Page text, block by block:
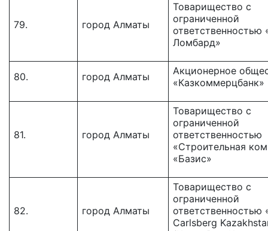
79. город Алматы
Товарищество с
ограниченной
ответственностью
Ломбард»
80. город Алматы
Акционерное
«Казкоммерцбанк»
81. город Алматы
Товарищество с
ограниченной
ответственностью
«Строительная
«Базис»
82. город Алматы
Товарищество c
ограниченной
ответственностью
Carlsberg